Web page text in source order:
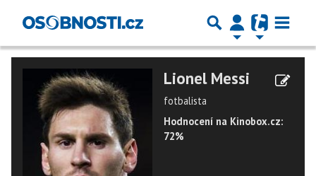
Lionel Messi
fotbalista
Hodnocení na Kinobox.cz:
72%